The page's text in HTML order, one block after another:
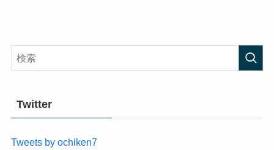
Twitter
Tweets by ochiken7